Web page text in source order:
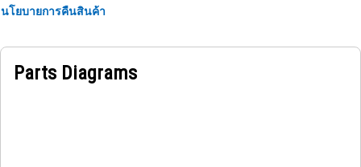
นโยบายการคืนสินค้า
Parts Diagrams